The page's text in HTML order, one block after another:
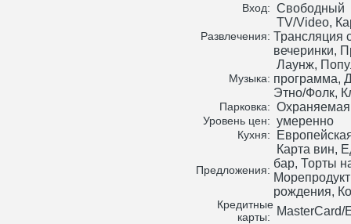
Вход: Свободный
Развлечения:
TV/Video,
Трансляция
вечеринки,
Музыка:
Лаунж,
программа,
Этно/Фолк,
Парковка:
Уровень цен: умеренно
Кухня:
Предложения:
Карта вин,
бар, Торты
рождения,
Кредитные
карты:
MasterCard/